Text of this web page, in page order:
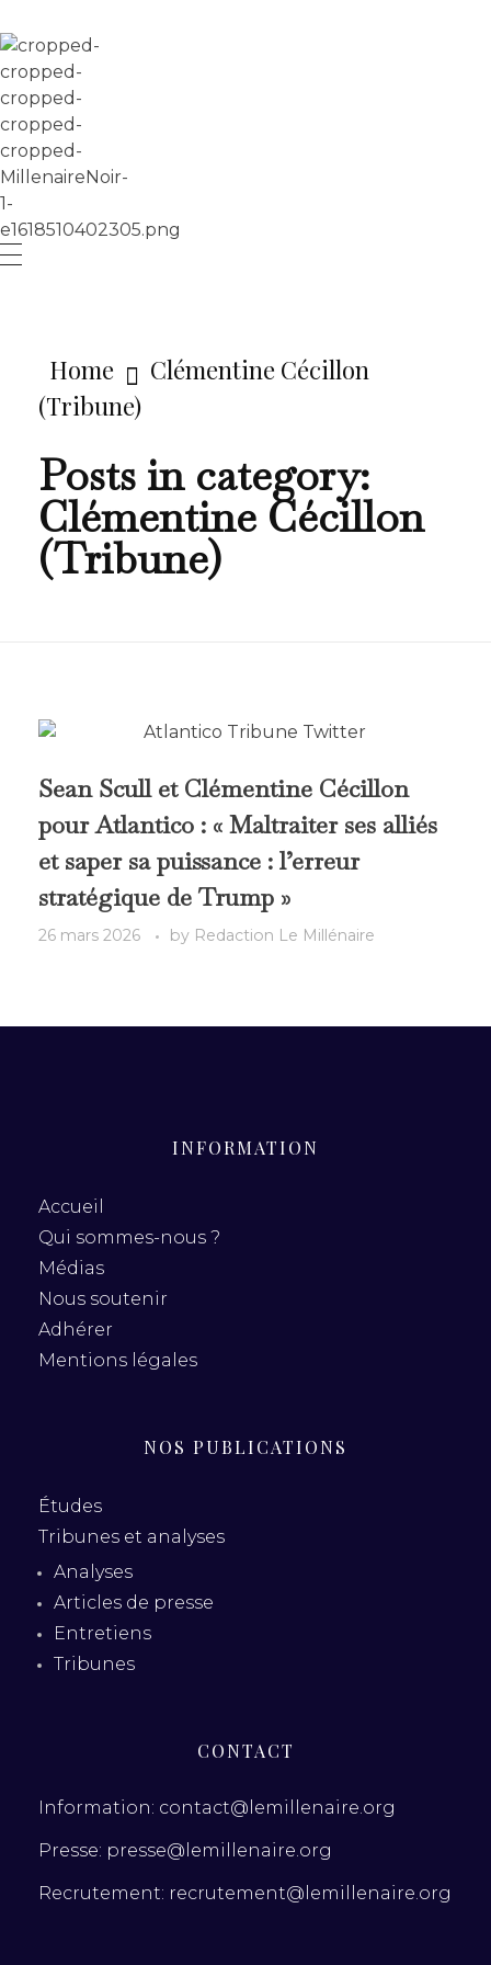
LE MILLÉNAIRE
Home
Clémentine Cécillon
(Tribune)
Posts in category:
Clémentine Cécillon
(Tribune)
Sean Scull et Clémentine Cécillon
pour Atlantico : « Maltraiter ses alliés
et saper sa puissance : l’erreur
stratégique de Trump »
26 mars 2026 by Redaction Le Millénaire
INFORMATION
Accueil
Qui sommes-nous ?
Médias
Nous soutenir
Adhérer
Mentions légales
NOS PUBLICATIONS
Études
Tribunes et analyses
Analyses
Articles de presse
Entretiens
Tribunes
CONTACT
Information: contact@lemillenaire.org
Presse: presse@lemillenaire.org
Recrutement: recrutement@lemillenaire.org